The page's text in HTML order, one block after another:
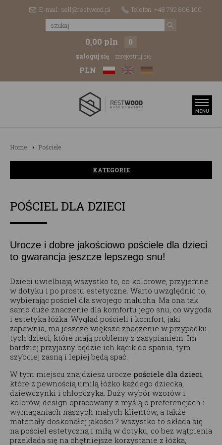
E-mail: sell@restwood.pl Telefon: +48 792 806 100
0,00 pln 0
zaloguj się zarejestruj się
PLN
Home Pościele
KATEGORIE
POŚCIEL DLA DZIECI
Urocze i dobre jakościowo pościele dla dzieci
to gwarancja jeszcze lepszego snu!
Dzieci uwielbiają wszystko to, co kolorowe, przyjemne
w dotyku i po prostu estetyczne. Warto uwzględnić to,
wybierając pościel dla swojego malucha. Ma ona tak
samo duże znaczenie dla komfortu jego snu, co wygoda
i estetyka łóżka. Wygląd pościeli i komfort, jaki
zapewnia, ma jeszcze większe znaczenie w przypadku
tych dzieci, które mają problemy z zasypianiem. Im
bardziej przyjazny będzie ich kącik do spania, tym
szybciej zasną i lepiej będą spać.
W tym miejscu znajdziesz urocze pościele dla dzieci,
które z pewnością umilą łóżko każdego dziecka,
dziewczynki i chłopczyka. Duży wybór wzorów i
kolorów, design opracowany z myślą o preferencjach i
wymaganiach naszych małych klientów, a także
materiały doskonałej jakości ? wszystko to składa się
na pościel estetyczną i miłą w dotyku, co bez wątpienia
przekłada się na chętniejsze korzystanie z łóżka,